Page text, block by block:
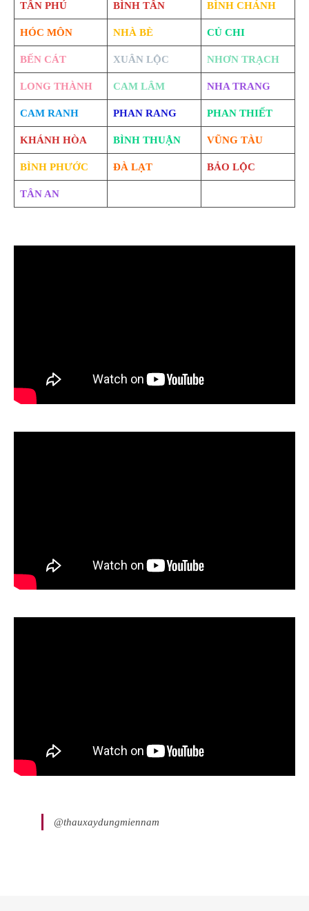
TÂN PHÚ BÌNH TÂN BÌNH CHÁNH
HÓC MÔN NHÀ BÈ CỦ CHI
BẾN CÁT XUÂN LỘC NHƠN TRẠCH
LONG THÀNH CAM LÂM NHA TRANG
CAM RANH PHAN RANG PHAN THIẾT
KHÁNH HÒA BÌNH THUẬN VŨNG TÀU
BÌNH PHƯỚC ĐÀ LẠT BẢO LỘC
TÂN AN
@thauxaydungmiennam